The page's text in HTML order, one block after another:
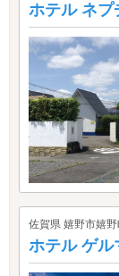
ホテル ネプ
佐賀県 嬉野市嬉
ホテル ゲル